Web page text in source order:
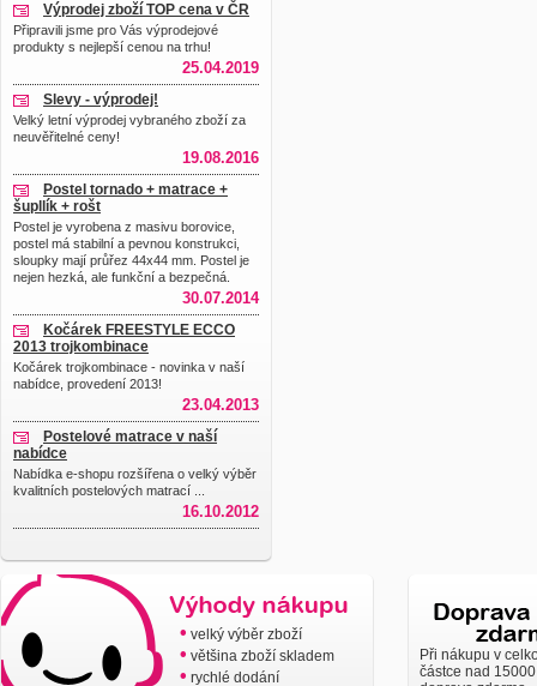
Výprodej zboží TOP cena v ČR
Připravili jsme pro Vás výprodejové
produkty s nejlepší cenou na trhu!
25.04.2019
Slevy - výprodej!
Velký letní výprodej vybraného zboží za
neuvěřitelné ceny!
19.08.2016
Postel tornado + matrace +
šupllík + rošt
Postel je vyrobena z masivu borovice,
postel má stabilní a pevnou konstrukci,
sloupky mají průřez 44x44 mm. Postel je
nejen hezká, ale funkční a bezpečná.
30.07.2014
Kočárek FREESTYLE ECCO
2013 trojkombinace
Kočárek trojkombinace - novinka v naší
nabídce, provedení 2013!
23.04.2013
Postelové matrace v naší
nabídce
Nabídka e-shopu rozšířena o velký výběr
kvalitních postelových matrací ...
16.10.2012
• velký výběr zboží
• většina zboží skladem
• rychlé dodání
Při nákupu v
částce nad